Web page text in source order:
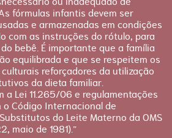
fórmulas infantis devem ser
e armazenadas em condições
com as instruções do rótulo, para
bebê. É importante que a família
equilibrada e que se respeitem os
reforçadores da utilização
da dieta familiar.
a Lei 11.265/06 e regulamentações
Código Internacional de
do Leite Materno da OMS
maio de 1981).”